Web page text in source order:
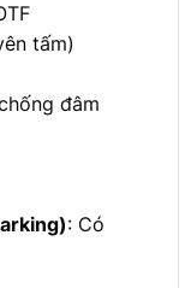
tấm)
đâm
: Có